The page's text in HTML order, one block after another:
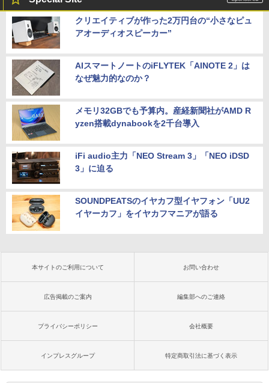
クリエイティブが作った2万円台の“小さなピュ
アオーディオスピーカー”
AIスマートノートのiFLYTEK「AINOTE 2」は
なぜ魅力的なのか？
メモリ32GBでも予算内。産経新聞社がAMD R
yzen搭載dynabookを2千台導入
iFi audio主力「NEO Stream 3」「NEO iDSD
3」に迫る
SOUNDPEATSのイヤカフ型イヤフォン「UU2
イヤーカフ」をイヤカフマニアが語る
本サイトのご利用について お問い合わせ
広告掲載のご案内 編集部へのご連絡
プライバシーポリシー 会社概要
インプレスグループ 特定商取引法に基づく表示